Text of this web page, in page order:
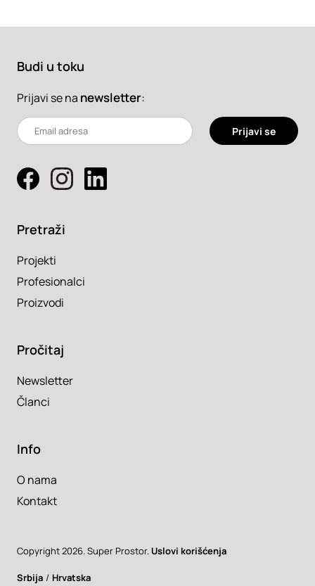
Budi u toku
Prijavi se na newsletter:
Prijavi se
Pretraži
Projekti
Profesionalci
Proizvodi
Pročitaj
Newsletter
Članci
Info
O nama
Kontakt
Copyright 2026. Super Prostor. Uslovi korišćenja
Srbija / Hrvatska